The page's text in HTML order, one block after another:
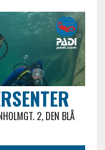
2, DEN BLÅ